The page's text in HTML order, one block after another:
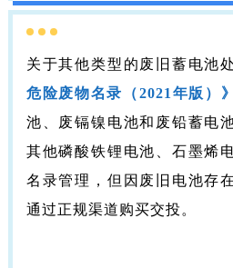
关于其他类型的废旧蓄电池
危险废物名录（2021年版）》
池、废镉镍电池和废铅蓄电
其他磷酸铁锂电池、石墨烯
名录管理，但因废旧电池存
通过正规渠道购买交投。